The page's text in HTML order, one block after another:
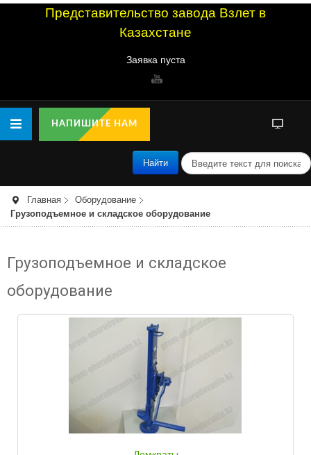
Представительство завода Взлет в
Казахстане
Заявка пуста
НАПИШИТЕ НАМ
Найти
п
о
и
к
Главная
Оборудование
Грузоподъемное и складское оборудование
Грузоподъемное и складское
оборудование